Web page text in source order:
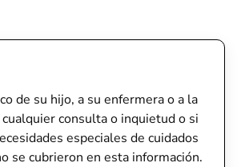
de su hijo, a su enfermera o a la
consulta o inquietud o si
especiales de cuidados
se cubrieron en esta información.